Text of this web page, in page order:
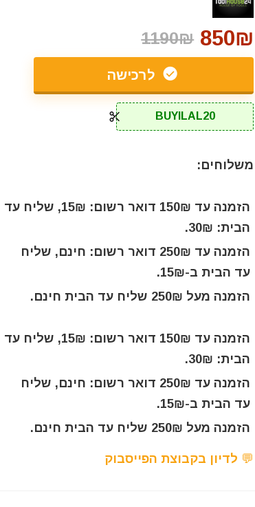
850₪
1190₪
לרכישה
BUYILAL20
משלוחים:
הזמנה עד 150₪ דואר רשום: 15₪, שליח עד
הבית: 30₪.
הזמנה עד 250₪ דואר רשום: חינם, שליח
עד הבית ב-15₪.
הזמנה מעל 250₪ שליח עד הבית חינם.
הזמנה עד 150₪ דואר רשום: 15₪, שליח עד
הבית: 30₪.
הזמנה עד 250₪ דואר רשום: חינם, שליח
עד הבית ב-15₪.
הזמנה מעל 250₪ שליח עד הבית חינם.
💬 לדיון בקבוצת הפייסבוק